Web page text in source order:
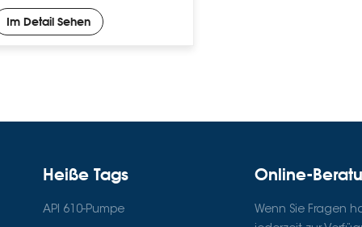
Im Detail Sehen
Heiße Tags
API 610-Pumpe
Online-
Wenn Sie Fragen